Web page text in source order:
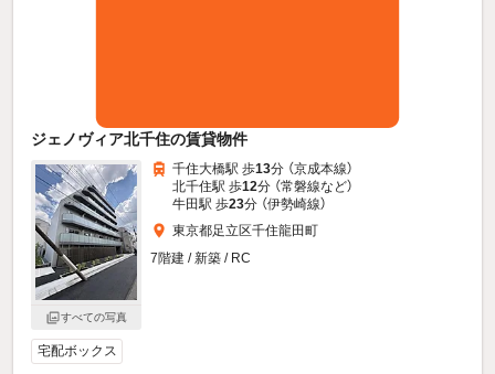
ジェノヴィア北千住の賃貸物件
すべての写真
千住大橋駅 歩13分 （京成本線）
北千住駅 歩12分 （常磐線など）
牛田駅 歩23分 （伊勢崎線）
東京都足立区千住龍田町
7階建 / 新築 / RC
宅配ボックス